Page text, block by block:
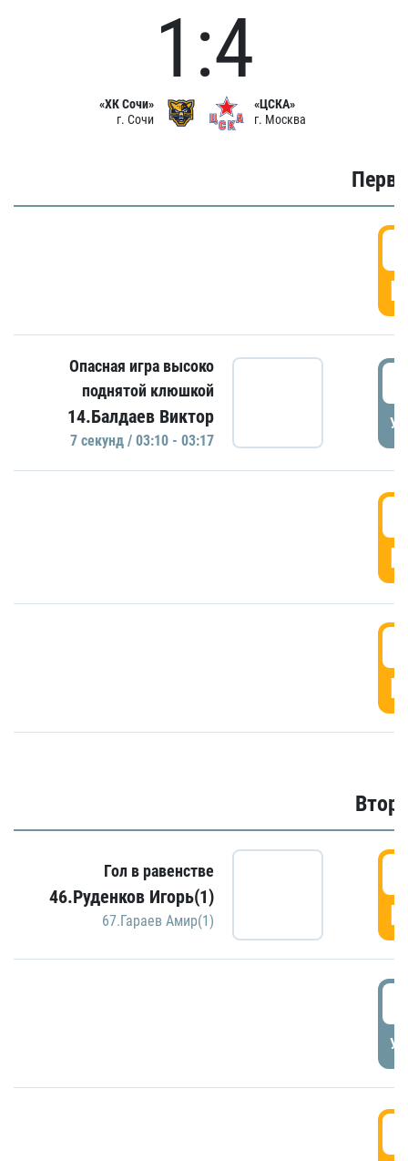
«ХК Сочи»
г. Сочи
1:4
«ЦСКА»
г. Москва
Опасная игра высоко
поднятой клюшкой
14.Балдаев Виктор
7 секунд / 03:10 - 03:17
Гол в равенстве
46.Руденков Игорь(1)
67.Гараев Амир(1)